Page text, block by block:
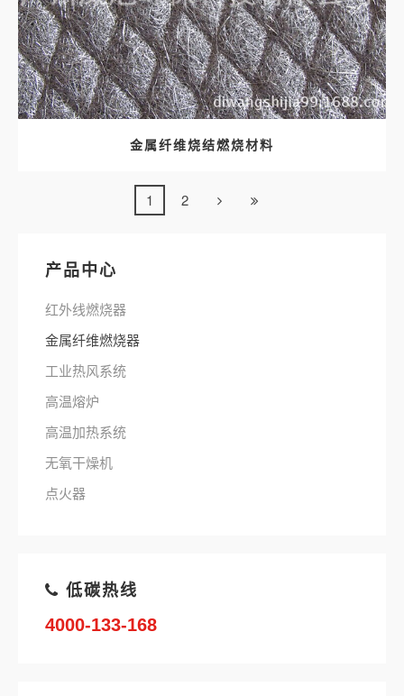
金属纤维烧结燃烧材料
1 2
产品中心
红外线燃烧器
金属纤维燃烧器
工业热风系统
高温熔炉
高温加热系统
无氧干燥机
点火器
低碳热线
4000-133-168